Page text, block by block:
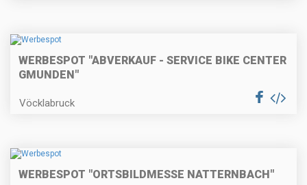
WERBESPOT "ABVERKAUF - SERVICE BIKE CENTER
GMUNDEN"
Vöcklabruck
WERBESPOT "ORTSBILDMESSE NATTERNBACH"